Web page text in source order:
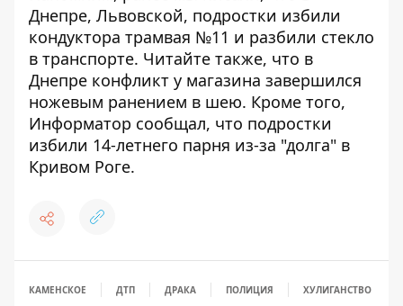
Днепре, Львовской, подростки избили
кондуктора трамвая №11 и разбили стекло
в транспорте. Читайте также, что в
Днепре конфликт у магазина завершился
ножевым ранением в шею. Кроме того,
Информатор сообщал, что подростки
избили 14-летнего парня из-за "долга" в
Кривом Роге.
КАМЕНСКОЕ ДТП ДРАКА ПОЛИЦИЯ ХУЛИГАНСТВО